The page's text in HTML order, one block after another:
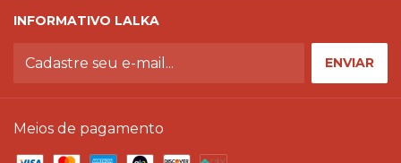
INFORMATIVO LALKA
Meios de pagamento